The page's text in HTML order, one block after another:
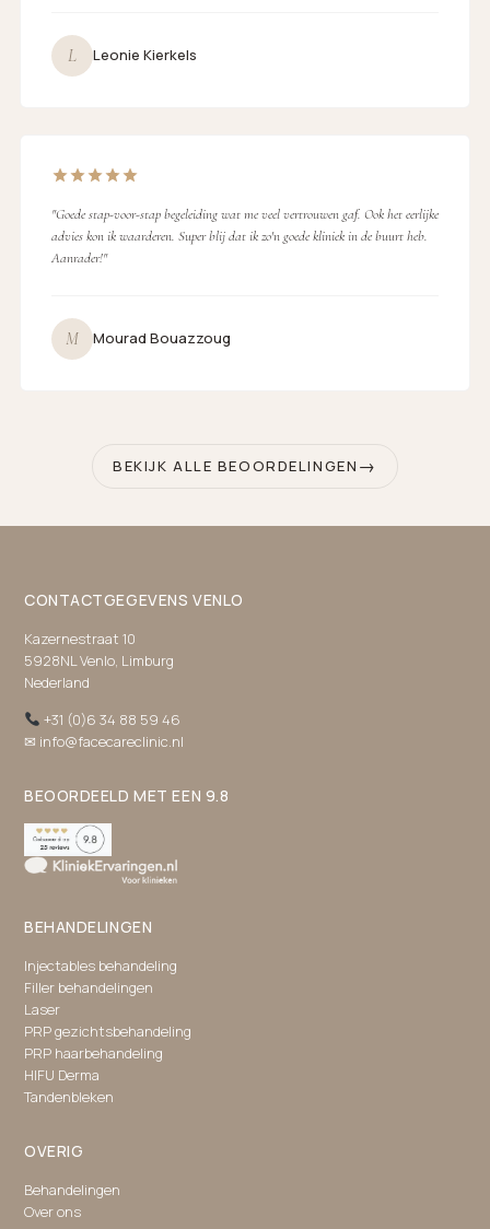
L Leonie Kierkels
"Goede stap-voor-stap begeleiding wat me veel vertrouwen gaf. Ook het eerlijke
advies kon ik waarderen. Super blij dat ik zo'n goede kliniek in de buurt heb.
Aanrader!"
M Mourad Bouazzoug
BEKIJK ALLE BEOORDELINGEN
CONTACTGEGEVENS VENLO
Kazernestraat 10
5928NL Venlo, Limburg
Nederland
+31 (0)6 34 88 59 46
✉ info@facecareclinic.nl
BEOORDEELD MET EEN 9.8
BEHANDELINGEN
Injectables behandeling
Filler behandelingen
Laser
PRP gezichtsbehandeling
PRP haarbehandeling
HIFU Derma
Tandenbleken
OVERIG
Behandelingen
Over ons